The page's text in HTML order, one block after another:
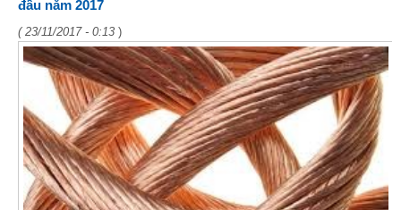
đầu năm 2017
( 23/11/2017 - 0:13 )